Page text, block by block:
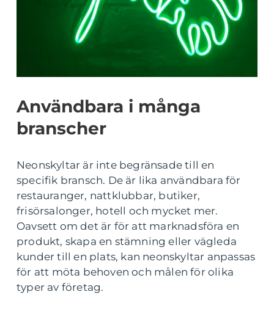
Användbara i många
branscher
Neonskyltar är inte begränsade till en
specifik bransch. De är lika användbara för
restauranger, nattklubbar, butiker,
frisörsalonger, hotell och mycket mer.
Oavsett om det är för att marknadsföra en
produkt, skapa en stämning eller vägleda
kunder till en plats, kan neonskyltar anpassas
för att möta behoven och målen för olika
typer av företag.